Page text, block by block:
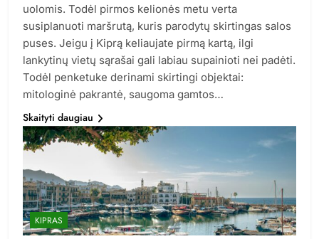
uolomis. Todėl pirmos kelionės metu verta
susiplanuoti maršrutą, kuris parodytų skirtingas salos
puses. Jeigu į Kiprą keliaujate pirmą kartą, ilgi
lankytinų vietų sąrašai gali labiau supainioti nei padėti.
Todėl penketuke derinami skirtingi objektai:
mitologinė pakrantė, saugoma gamtos…
Skaityti daugiau
KIPRAS